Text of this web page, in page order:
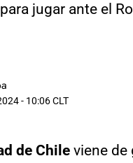
jugar ante el
- 10:06 CLT
de Chile viene de